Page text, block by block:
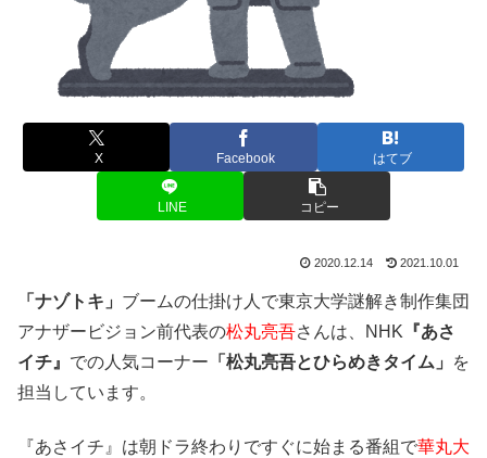
X Facebook はてブ
LINE コピー
2020.12.14 2021.10.01
「ナゾトキ」 ブームの仕掛け人で東京大学謎解き制作集団
アナザービジョン前代表の松丸亮吾さんは、NHK 『あさ
イチ』 での人気コーナー 「松丸亮吾とひらめきタイム」
を
担当しています。
『あさイチ』は朝ドラ終わりですぐに始まる番組で華丸大